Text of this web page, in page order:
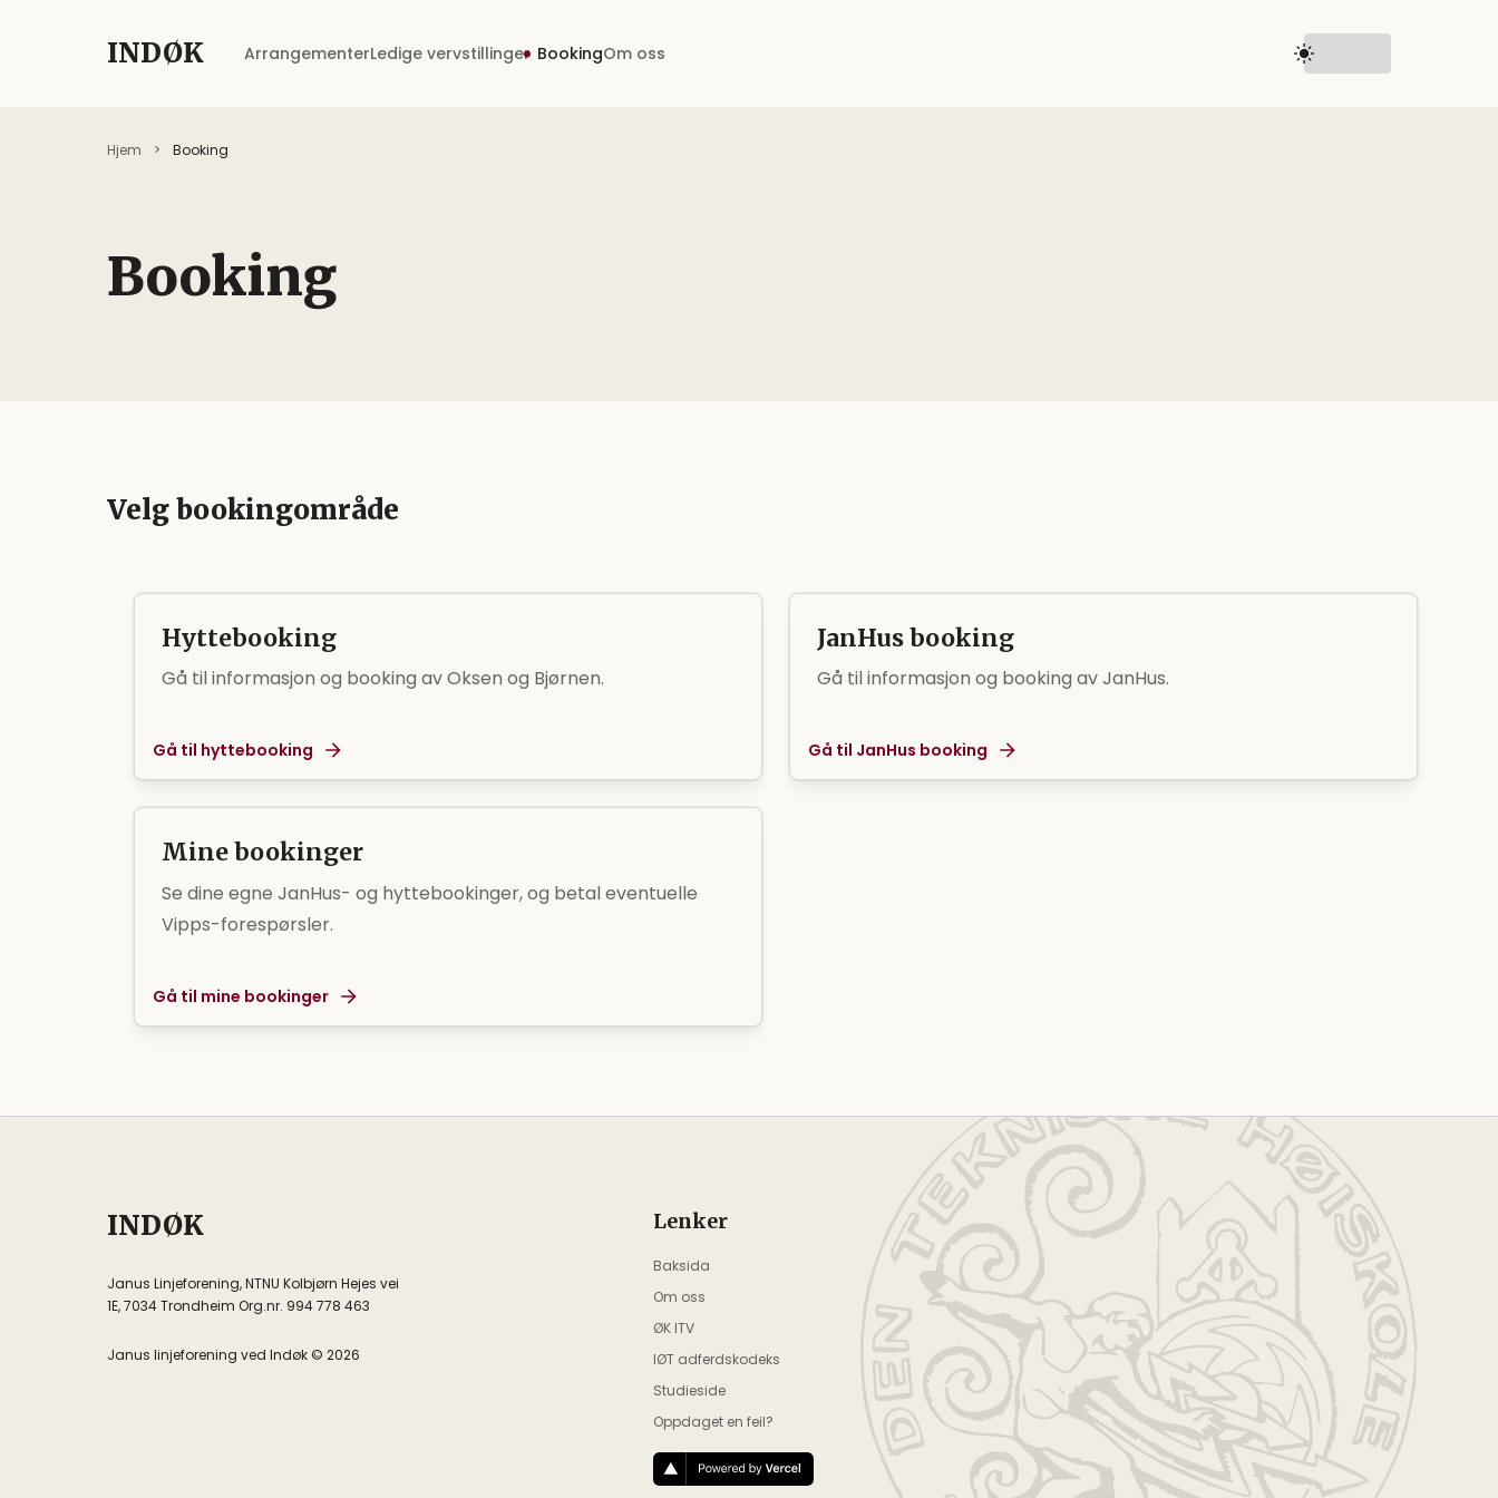
INDØK ArrangementerLedige vervstillinger BookingOm oss
Hjem Booking
Booking
Velg bookingområde
Hyttebooking
Gå til informasjon og booking av Oksen og Bjørnen.
Gå til hyttebooking
JanHus booking
Gå til informasjon og booking av JanHus.
Gå til JanHus booking
Mine bookinger
Se dine egne JanHus- og hyttebookinger, og betal eventuelle
Vipps-forespørsler.
Gå til mine bookinger
INDØK
Janus Linjeforening, NTNU Kolbjørn Hejes vei
1E, 7034 Trondheim Org.nr. 994 778 463
Janus linjeforening ved Indøk © 2026
Lenker
Baksida
Om oss
ØK ITV
IØT adferdskodeks
Studieside
Oppdaget en feil?